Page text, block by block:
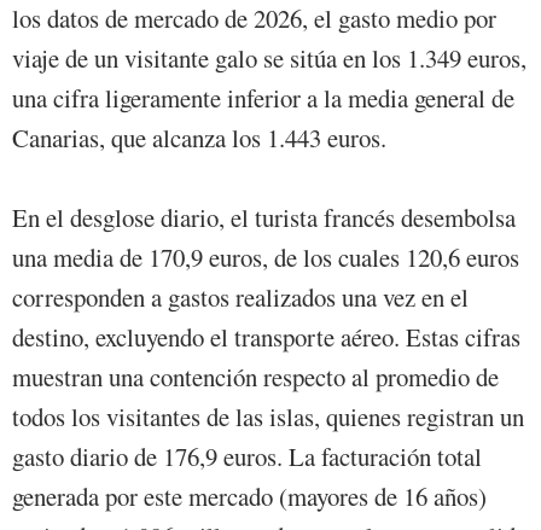
los datos de mercado de 2026, el gasto medio por
viaje de un visitante galo se sitúa en los 1.349 euros,
una cifra ligeramente inferior a la media general de
Canarias, que alcanza los 1.443 euros.
En el desglose diario, el turista francés desembolsa
una media de 170,9 euros, de los cuales 120,6 euros
corresponden a gastos realizados una vez en el
destino, excluyendo el transporte aéreo. Estas cifras
muestran una contención respecto al promedio de
todos los visitantes de las islas, quienes registran un
gasto diario de 176,9 euros. La facturación total
generada por este mercado (mayores de 16 años)